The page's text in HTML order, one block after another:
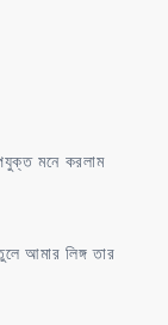
মনে করলাম
আমার লিঙ্গ তার